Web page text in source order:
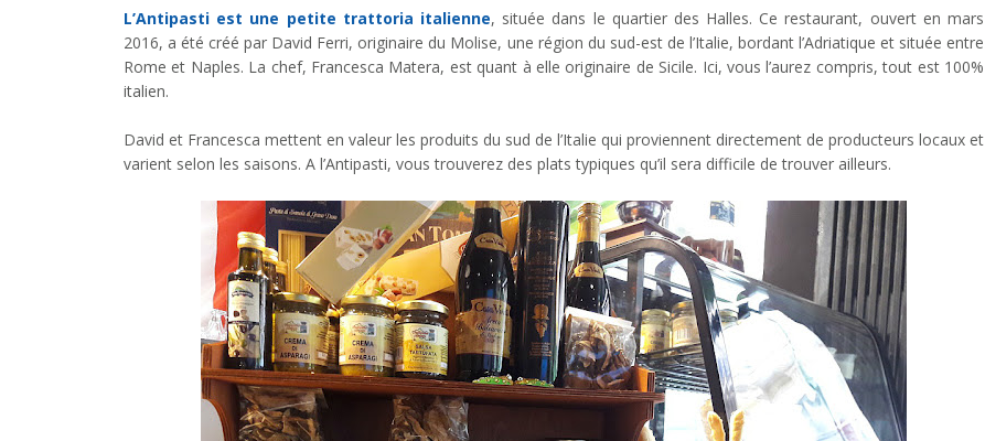
L’Antipasti est une petite trattoria italienne, située dans le quartier des Halles. Ce restaurant, ouvert en mars
2016, a été créé par David Ferri, originaire du Molise, une région du sud-est de l’Italie, bordant l’Adriatique et située entre
Rome et Naples. La chef, Francesca Matera, est quant à elle originaire de Sicile. Ici, vous l’aurez compris, tout est 100%
italien.
David et Francesca mettent en valeur les produits du sud de l’Italie qui proviennent directement de producteurs locaux et
varient selon les saisons. A l’Antipasti, vous trouverez des plats typiques qu’il sera difficile de trouver ailleurs.